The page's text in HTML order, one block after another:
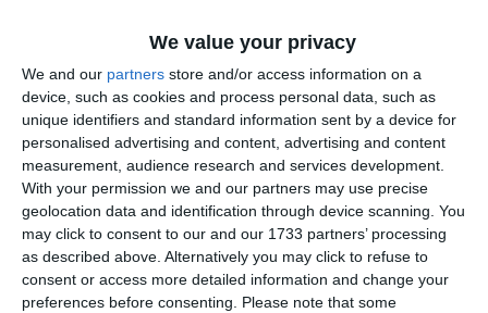
We value your privacy
We and our partners store and/or access information on a
device, such as cookies and process personal data, such as
unique identifiers and standard information sent by a device for
personalised advertising and content, advertising and content
measurement, audience research and services development.
With your permission we and our partners may use precise
geolocation data and identification through device scanning. You
may click to consent to our and our 1733 partners’ processing
as described above. Alternatively you may click to refuse to
consent or access more detailed information and change your
preferences before consenting.
Please note that some
Email
Comentariu
Am citit si sunt de acord cu regulile de postare